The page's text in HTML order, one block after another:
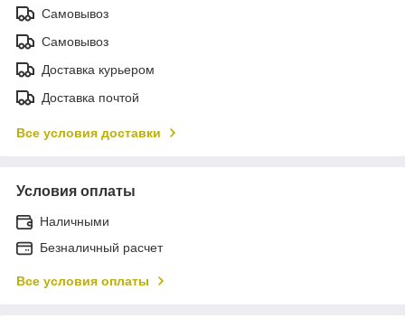
Самовывоз
Самовывоз
Доставка курьером
Доставка почтой
Все условия доставки
Условия оплаты
Наличными
Безналичный расчет
Все условия оплаты